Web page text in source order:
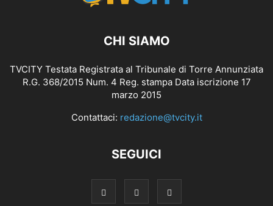
CHI SIAMO
TVCITY Testata Registrata al Tribunale di Torre Annunziata
R.G. 368/2015 Num. 4 Reg. stampa Data iscrizione 17
marzo 2015
Contattaci: redazione@tvcity.it
SEGUICI